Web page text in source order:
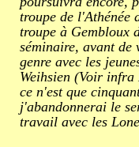
troupe de l'Athénée
troupe à Gembloux
séminaire, avant de
genre avec les
Weihsien (Voir
ce n'est que
j'abandonnerai le
travail avec les